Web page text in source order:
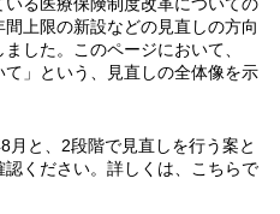
上限の新設などの見直しの方向
した。このページにおいて、
て」という、見直しの全体像を示
月と、2段階で見直しを行う案と
ください。詳しくは、こちらで